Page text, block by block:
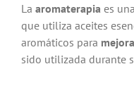
La aromaterapia es
que utiliza aceites
aromáticos para
sido utilizada durante